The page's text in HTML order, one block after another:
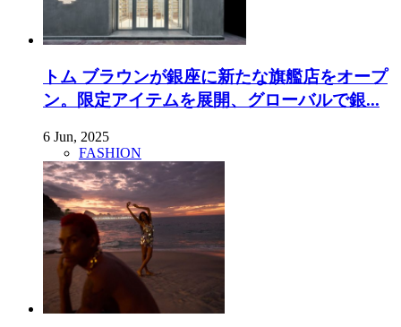
トム ブラウンが銀座に新たな旗艦店をオープ
ン。限定アイテムを展開、グローバルで銀...
6 Jun, 2025
FASHION